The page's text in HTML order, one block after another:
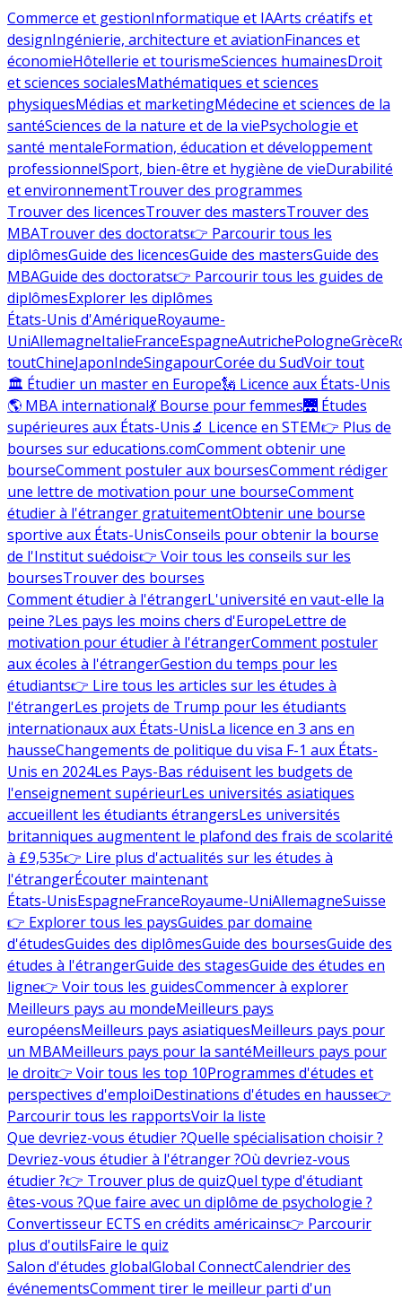
Commerce et gestionInformatique et IAArts créatifs et
designIngénierie, architecture et aviationFinances et
économieHôtellerie et tourismeSciences humainesDroit
et sciences socialesMathématiques et sciences
physiquesMédias et marketingMédecine et sciences de la
santéSciences de la nature et de la viePsychologie et
santé mentaleFormation, éducation et développement
professionnelSport, bien-être et hygiène de vieDurabilité
et environnementTrouver des programmes
Trouver des licencesTrouver des mastersTrouver des
MBATrouver des doctorats👉 Parcourir tous les
diplômesGuide des licencesGuide des mastersGuide des
MBAGuide des doctorats👉 Parcourir tous les guides de
diplômesExplorer les diplômes
États-Unis d'AmériqueRoyaume-
UniAllemagneItalieFranceEspagneAutrichePologneGrèce
toutChineJaponIndeSingapourCorée du SudVoir tout
🏛 Étudier un master en Europe🗽 Licence aux États-Unis
🌎 MBA international💃 Bourse pour femmes🌉 Études
supérieures aux États-Unis🔬 Licence en STEM👉 Plus de
bourses sur educations.comComment obtenir une
bourseComment postuler aux boursesComment rédiger
une lettre de motivation pour une bourseComment
étudier à l'étranger gratuitementObtenir une bourse
sportive aux États-UnisConseils pour obtenir la bourse
de l'Institut suédois👉 Voir tous les conseils sur les
boursesTrouver des bourses
Comment étudier à l'étrangerL'université en vaut-elle la
peine ?Les pays les moins chers d'EuropeLettre de
motivation pour étudier à l'étrangerComment postuler
aux écoles à l'étrangerGestion du temps pour les
étudiants👉 Lire tous les articles sur les études à
l'étrangerLes projets de Trump pour les étudiants
internationaux aux États-UnisLa licence en 3 ans en
hausseChangements de politique du visa F-1 aux États-
Unis en 2024Les Pays-Bas réduisent les budgets de
l'enseignement supérieurLes universités asiatiques
accueillent les étudiants étrangersLes universités
britanniques augmentent le plafond des frais de scolarité
à £9,535👉 Lire plus d'actualités sur les études à
l'étrangerÉcouter maintenant
États-UnisEspagneFranceRoyaume-UniAllemagneSuisse
👉 Explorer tous les paysGuides par domaine
d'étudesGuides des diplômesGuide des boursesGuide des
études à l'étrangerGuide des stagesGuide des études en
ligne👉 Voir tous les guidesCommencer à explorer
Meilleurs pays au mondeMeilleurs pays
européensMeilleurs pays asiatiquesMeilleurs pays pour
un MBAMeilleurs pays pour la santéMeilleurs pays pour
le droit👉 Voir tous les top 10Programmes d'études et
perspectives d'emploiDestinations d'études en hausse👉
Parcourir tous les rapportsVoir la liste
Que devriez-vous étudier ?Quelle spécialisation choisir ?
Devriez-vous étudier à l'étranger ?Où devriez-vous
étudier ?👉 Trouver plus de quizQuel type d'étudiant
êtes-vous ?Que faire avec un diplôme de psychologie ?
Convertisseur ECTS en crédits américains👉 Parcourir
plus d'outilsFaire le quiz
Salon d'études globalGlobal ConnectCalendrier des
événementsComment tirer le meilleur parti d'un